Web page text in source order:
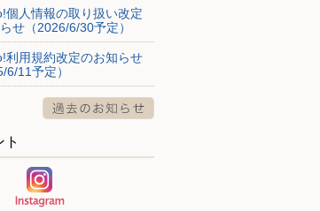
個人情報の取り扱い改定
せ（2026/6/30予定）
利用規約改定のお知らせ
6/11予定）